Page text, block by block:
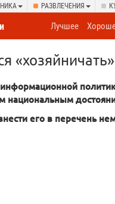
РАЗВЛЕЧЕНИЯ
Лучшее
национальным
его в перечень